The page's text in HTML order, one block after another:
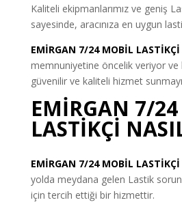
Kaliteli ekipmanlarımız ve geniş
sayesinde, aracınıza en uygun
EMİRGAN 7/24 MOBİL LASTİKÇİ
memnuniyetine öncelik veriyor ve
güvenilir ve kaliteli hizmet
EMİRGAN 7/
LASTİKÇİ
EMİRGAN 7/24 MOBİL LASTİKÇİ
yolda meydana gelen Lastik
için tercih ettiği bir hizmettir.